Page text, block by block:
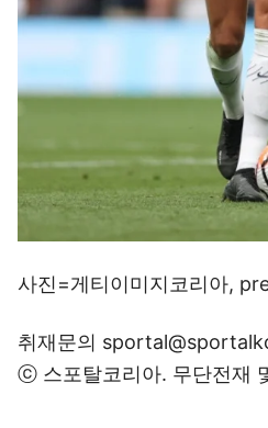
사진=게티이미지코리아,
취재문의
ⓒ 스포탈코리아. 무단전재